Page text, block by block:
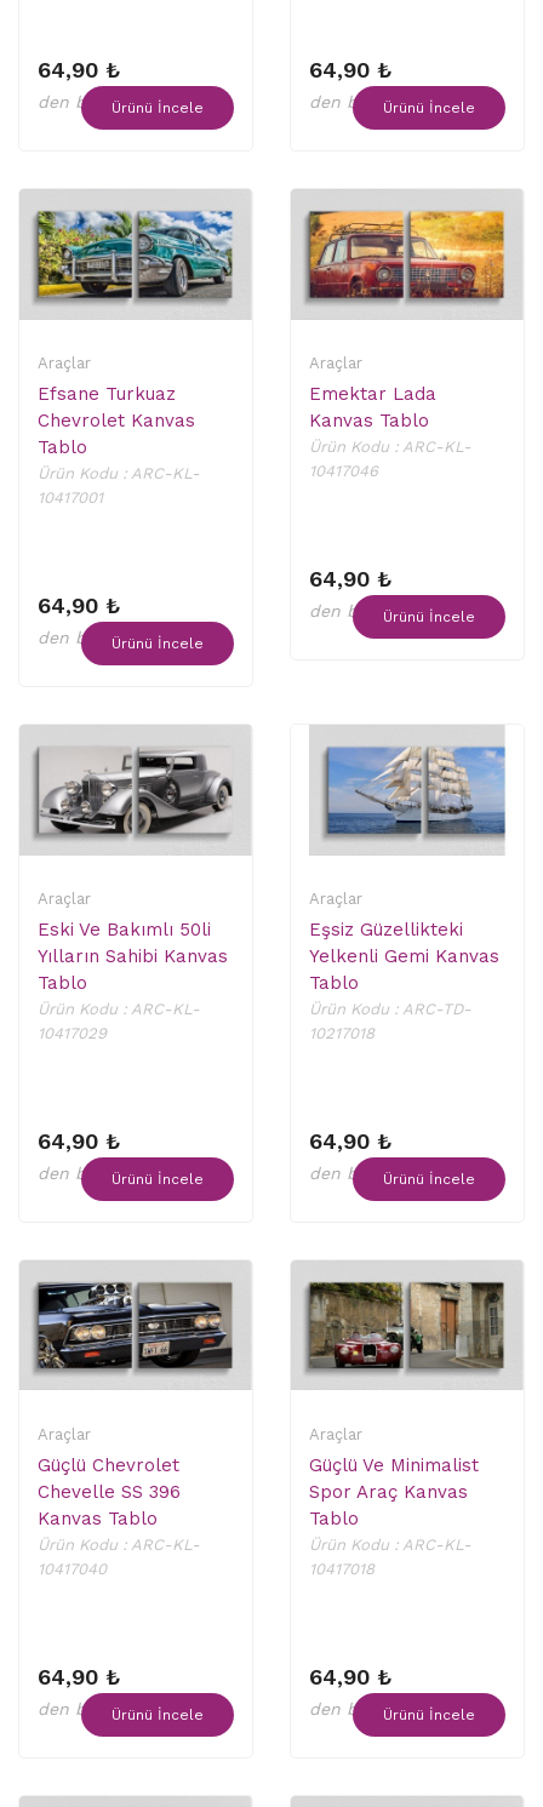
64,90 ₺
den başlayan fiyatlar
Ürünü İncele
64,90 ₺
den başlayan fiyatlar
Ürünü İncele
Araçlar
Efsane Turkuaz
Chevrolet Kanvas
Tablo
Ürün Kodu : ARC-KL-
10417001
64,90 ₺
den başlayan fiyatlar
Ürünü İncele
Araçlar
Emektar Lada
Kanvas Tablo
Ürün Kodu : ARC-KL-
10417046
64,90 ₺
den başlayan fiyatlar
Ürünü İncele
Araçlar
Eski Ve Bakımlı 50li
Yılların Sahibi Kanvas
Tablo
Ürün Kodu : ARC-KL-
10417029
64,90 ₺
den başlayan fiyatlar
Ürünü İncele
Araçlar
Eşsiz Güzellikteki
Yelkenli Gemi Kanvas
Tablo
Ürün Kodu : ARC-TD-
10217018
64,90 ₺
den başlayan fiyatlar
Ürünü İncele
Araçlar
Güçlü Chevrolet
Chevelle SS 396
Kanvas Tablo
Ürün Kodu : ARC-KL-
10417040
64,90 ₺
den başlayan fiyatlar
Ürünü İncele
Araçlar
Güçlü Ve Minimalist
Spor Araç Kanvas
Tablo
Ürün Kodu : ARC-KL-
10417018
64,90 ₺
den başlayan fiyatlar
Ürünü İncele